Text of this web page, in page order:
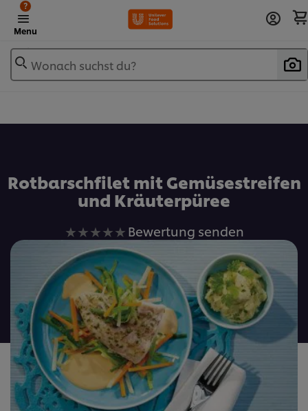
Menu
?
Wonach suchst du?
Rotbarschfilet mit Gemüsestreifen
und Kräuterpüree
Keine
für
dieses
recipe
abgegeben
Bewertung senden